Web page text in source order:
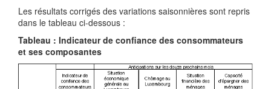
Les résultats corrigés des variations saisonnières sont repris
dans le tableau ci-dessous :
Tableau : Indicateur de confiance des consommateurs
et ses composantes